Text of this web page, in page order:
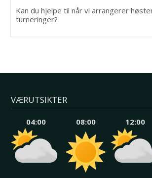
Kan du hjelpe til når vi arrangerer
turneringer?
VÆRUTSIKTER
04:00 08:00 12:00